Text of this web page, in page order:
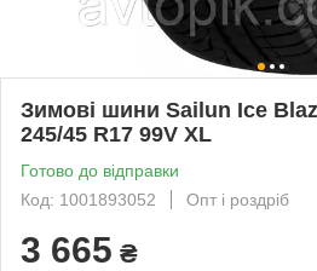
Зимові шини Sailun Ice
245/45 R17 99V XL
Готово до відправки
Код: 1001893052
Опт і роздріб
3 665 ₴